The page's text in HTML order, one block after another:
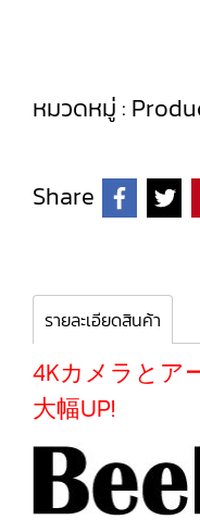
หมวดหมู่ :
Share
รายละเอียดสินค้า
4Kカメラとア
大幅UP!